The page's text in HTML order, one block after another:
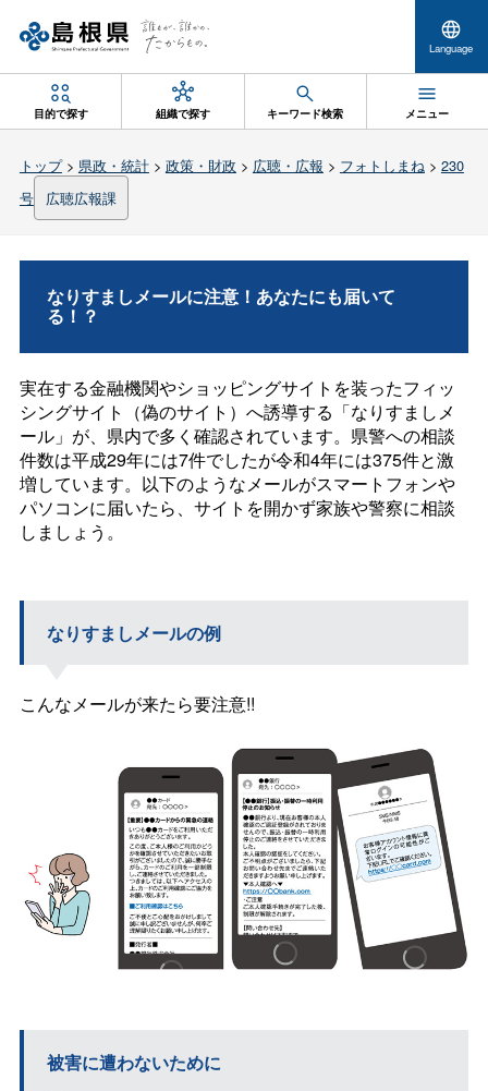
Language
目的で探す 組織で探す キーワード検索 メニュー
トップ> 県政・統計> 政策・財政 > 広聴・広報 > フォトしまね> 230
号
広聴広報課
なりすましメールに注意！あなたにも届いて
る！？
実在する金融機関やショッピングサイトを装ったフィッ
シングサイト（偽のサイト）へ誘導する「なりすましメ
ール」が、県内で多く確認されています。県警への相談
件数は平成29年には7件でしたが令和4年には375件と激
増しています。以下のようなメールがスマートフォンや
パソコンに届いたら、サイトを開かず家族や警察に相談
しましょう。
なりすましメールの例
こんなメールが来たら要注意!!
被害に遭わないために